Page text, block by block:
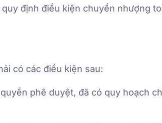
định điều kiện chuyển nhượng
có các điều kiện sau:
phê duyệt, đã có quy hoạch